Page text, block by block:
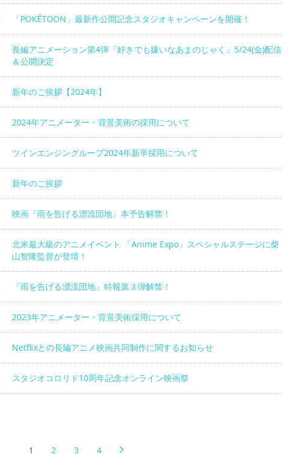
「POKÉTOON」最新作公開記念スタジオキャンペーンを開催！
長編アニメーション第4弾『好きでも嫌いなあまのじゃく』5/24(金)配信
＆公開決定
新年のご挨拶【2024年】
2024年アニメーター・背景美術の採用について
ツインエンジングループ2024年新卒採用について
新年のご挨拶
映画『雨を告げる漂流団地』本予告解禁！
北米最大級のアニメイベント 「Anime Expo」スペシャルステージに柴
山智隆監督が登壇！
『雨を告げる漂流団地』特報第３弾解禁！
2023年アニメーター・背景美術採用について
Netflixとの長編アニメ映画共同制作に関するお知らせ
スタジオコロリド10周年記念オンライン映画祭
1 2 3 4